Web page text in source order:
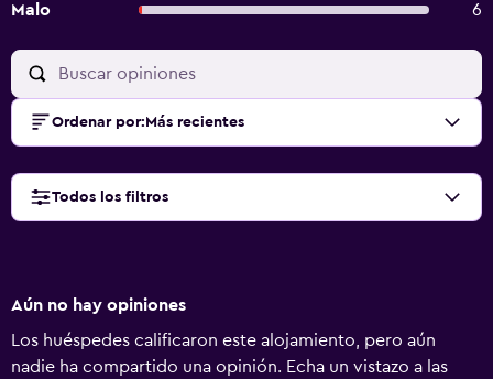
Malo
6
Ordenar por: Más recientes
Todos los filtros
Aún no hay opiniones
Los huéspedes calificaron este alojamiento, pero aún
nadie ha compartido una opinión. Echa un vistazo a las